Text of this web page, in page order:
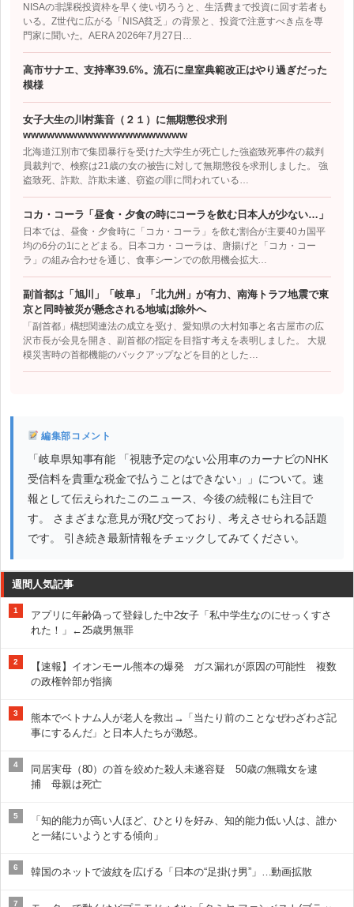
NISAの非課税投資枠を早く使い切ろうと、生活費まで投資に回す若者も
いる。Z世代に広がる「NISA貧乏」の背景と、投資で注意すべき点を専
門家に聞いた。AERA 2026年7月27日…
高市サナエ、支持率39.6%。流石に皇室典範改正はやり過ぎだった
模様
女子大生の川村葉音（２１）に無期懲役求刑
wwwwwwwwwwwwwwwwwwwww
北海道江別市で集団暴行を受けた大学生が死亡した強盗致死事件の裁判
員裁判で、検察は21歳の女の被告に対して無期懲役を求刑しました。 強
盗致死、詐欺、詐欺未遂、窃盗の罪に問われている…
コカ・コーラ「昼食・夕食の時にコーラを飲む日本人が少ない…」
日本では、昼食・夕食時に「コカ・コーラ」を飲む割合が主要40カ国平
均の6分の1にとどまる。日本コカ・コーラは、唐揚げと「コカ・コー
ラ」の組み合わせを通じ、食事シーンでの飲用機会拡大…
副首都は「旭川」「岐阜」「北九州」が有力、南海トラフ地震で東
京と同時被災が懸念される地域は除外へ
「副首都」構想関連法の成立を受け、愛知県の大村知事と名古屋市の広
沢市長が会見を開き、副首都の指定を目指す考えを表明しました。 大規
模災害時の首都機能のバックアップなどを目的とした…
編集部コメント
「岐阜県知事有能 「視聴予定のない公用車のカーナビのNHK
受信料を貴重な税金で払うことはできない」」について。速
報として伝えられたこのニュース、今後の続報にも注目で
す。 さまざまな意見が飛び交っており、考えさせられる話題
です。 引き続き最新情報をチェックしてみてください。
週間人気記事
1
アプリに年齢偽って登録した中2女子「私中学生なのにせっくすさ
れた！」←25歳男無罪
2
【速報】イオンモール熊本の爆発 ガス漏れが原因の可能性 複数
の政権幹部が指摘
3
熊本でベトナム人が老人を救出→「当たり前のことなぜわざわざ記
事にするんだ」と日本人たちが激怒。
4
同居実母（80）の首を絞めた殺人未遂容疑 50歳の無職女を逮
捕 母親は死亡
5
「知的能力が高い人ほど、ひとりを好み、知的能力低い人は、誰か
と一緒にいようとする傾向」
6 韓国のネットで波紋を広げる「日本の“足掛け男”」…動画拡散
7